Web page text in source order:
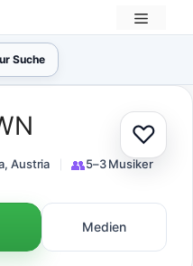
Menü
Suche
♡Zur
Austria 5–3 Musiker
Medien